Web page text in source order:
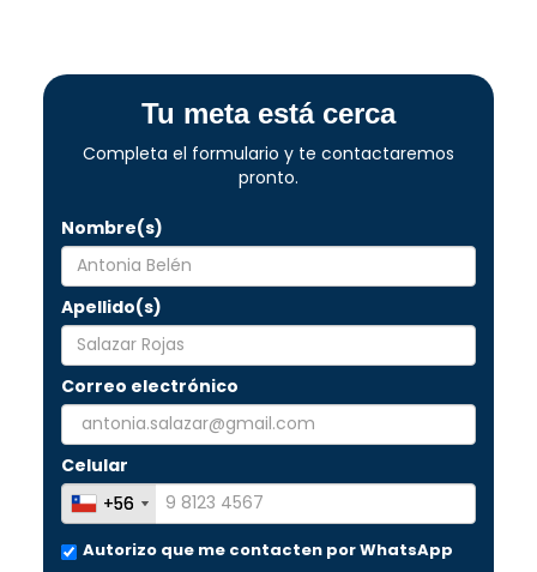
Saber más
Diplomado en
Evaluación Educativa
para los Procesos de
Aprendizajes
Modalidad:
Tu meta está cerca
Completa el formulario y te contactaremos
pronto.
Nombre(s)
Apellido(s)
Correo electrónico
Celular
+56
+56
Autorizo que me contacten por WhatsApp